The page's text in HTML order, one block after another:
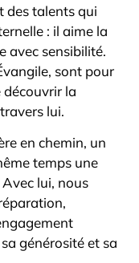
des talents qui
: il aime la
avec sensibilité.
sont pour
la
lui.
en chemin, un
temps une
lui, nous
générosité et sa